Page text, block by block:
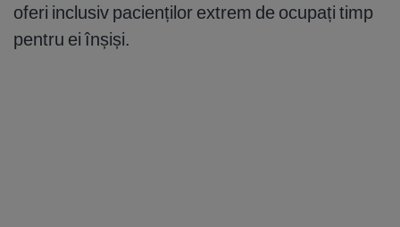
oferi inclusiv pacienților extrem de ocupați timp
pentru ei înșiși.